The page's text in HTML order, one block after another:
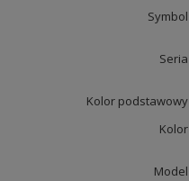
Symbol
Seria
Kolor podstawowy
Kolor
Model